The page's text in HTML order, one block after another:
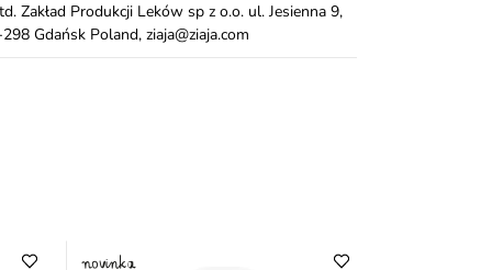
Zakład Produkcji Leków sp z o.o. ul. Jesienna 9,
Gdańsk Poland, ziaja@ziaja.com